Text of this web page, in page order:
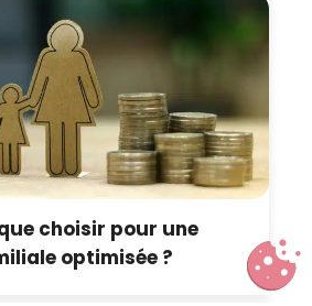
choisir pour une
optimisée ?